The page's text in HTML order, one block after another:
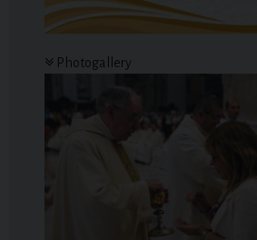
Photogallery